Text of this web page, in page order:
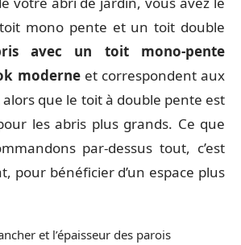
mono pente et un toit double
avec un toit mono-pente
moderneet correspondent aux
que le toit à double pente est
les abris plus grands. Ce que
par-dessus tout, c’est
pour bénéficier d’un espace plus
et l’épaisseur des parois